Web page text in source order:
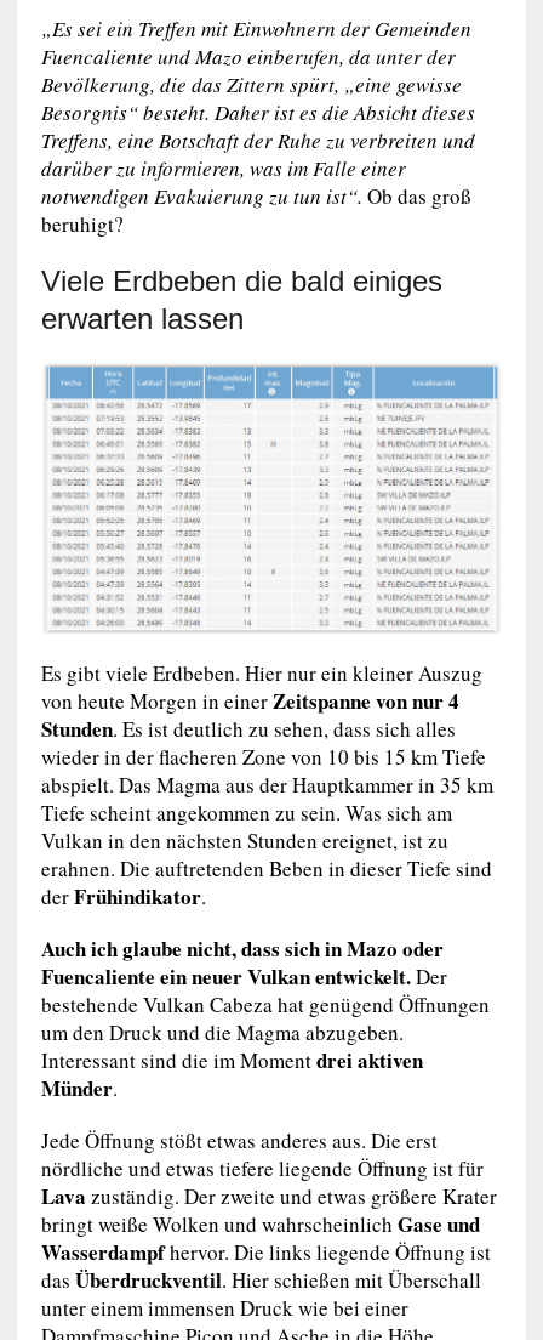
„Es sei ein Treffen mit Einwohnern der Gemeinden
Fuencaliente und Mazo einberufen, da unter der
Bevölkerung, die das Zittern spürt, „eine gewisse
Besorgnis“ besteht. Daher ist es die Absicht dieses
Treffens, eine Botschaft der Ruhe zu verbreiten und
darüber zu informieren, was im Falle einer
notwendigen Evakuierung zu tun ist“. Ob das groß
beruhigt?
Viele Erdbeben die bald einiges
erwarten lassen
Es gibt viele Erdbeben. Hier nur ein kleiner Auszug
von heute Morgen in einerZeitspanne von nur 4
Stunden. Es ist deutlich zu sehen, dass sich alles
wieder in der flacheren Zone von 10 bis 15 km Tiefe
abspielt. Das Magma aus der Hauptkammer in 35 km
Tiefe scheint angekommen zu sein. Was sich am
Vulkan in den nächsten Stunden ereignet, ist zu
erahnen. Die auftretenden Beben in dieser Tiefe sind
derFrühindikator.
Auch ich glaube nicht, dass sich in Mazo oder
Fuencaliente ein neuer Vulkan entwickelt.Der
bestehende Vulkan Cabeza hat genügend Öffnungen
um den Druck und die Magma abzugeben.
Interessant sind die im Momentdrei aktiven
Münder.
Jede Öffnung stößt etwas anderes aus. Die erst
nördliche und etwas tiefere liegende Öffnung ist für
Lava zuständig. Der zweite und etwas größere Krater
bringt weiße Wolken und wahrscheinlich Gase und
Wasserdampfhervor. Die links liegende Öffnung ist
das Überdruckventil. Hier schießen mit Überschall
unter einem immensen Druck wie bei einer